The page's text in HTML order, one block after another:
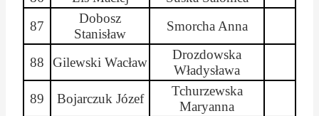
87
Dobosz
Stanisław
Smorcha Anna
88 Gilewski Wacław
Drozdowska
Władysława
89
Bojarczuk Józef
Tchurzewska
Maryanna